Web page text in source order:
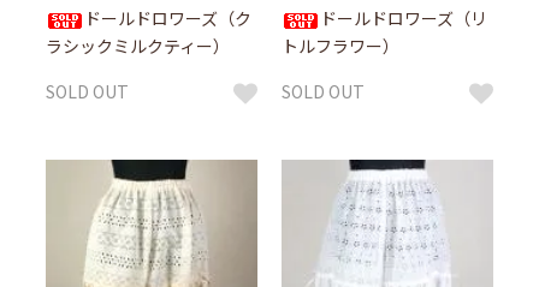
ドールドロワーズ（ク
ラシックミルクティー）
SOLD OUT
ドールドロワーズ（リ
トルフラワー）
SOLD OUT